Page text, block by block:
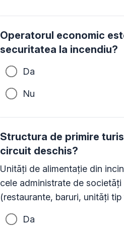
Operatorul economic
securitatea la incendiu?
Da
Nu
Structura de primire
circuit deschis?
Unităţi de alimentaţie din
cele administrate de
(restaurante, baruri, unităţi
Da